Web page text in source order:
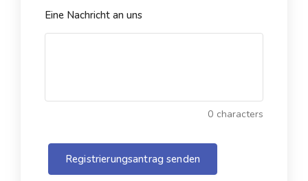
Eine Nachricht an uns
0 characters
Registrierungsantrag senden